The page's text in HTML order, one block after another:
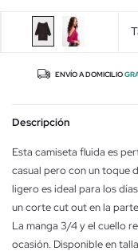
ENVÍO A DOMICILIO
Descripción
Esta camiseta fluida es
casual pero con un toque
ligero es ideal para los
un corte cut out en la
La manga 3/4 y el cuello
ocasión. Disponible en